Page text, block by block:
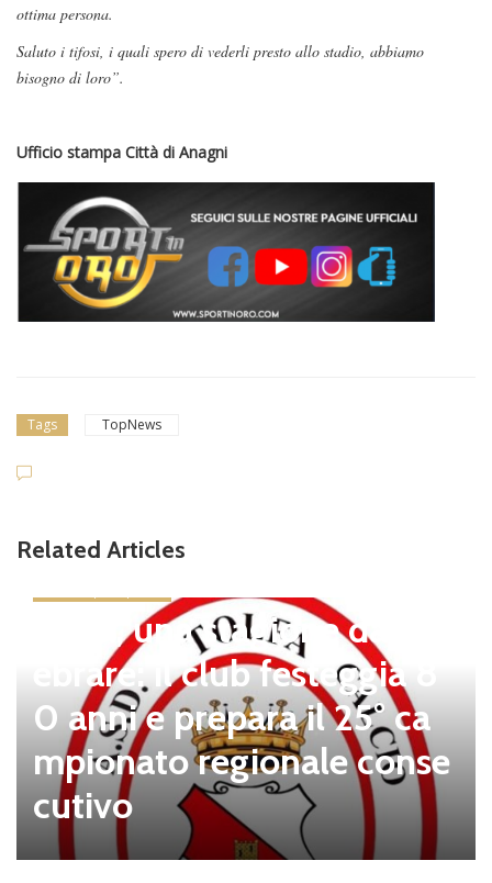
ottima persona.
Saluto i tifosi, i quali spero di vederli presto allo stadio, abbiamo
bisogno di loro”.
Ufficio stampa Città di Anagni
Tags TopNews
Related Articles
Tolfa, una stagione da cel
ebrare: il club festeggia 8
0 anni e prepara il 25° ca
mpionato regionale conse
cutivo